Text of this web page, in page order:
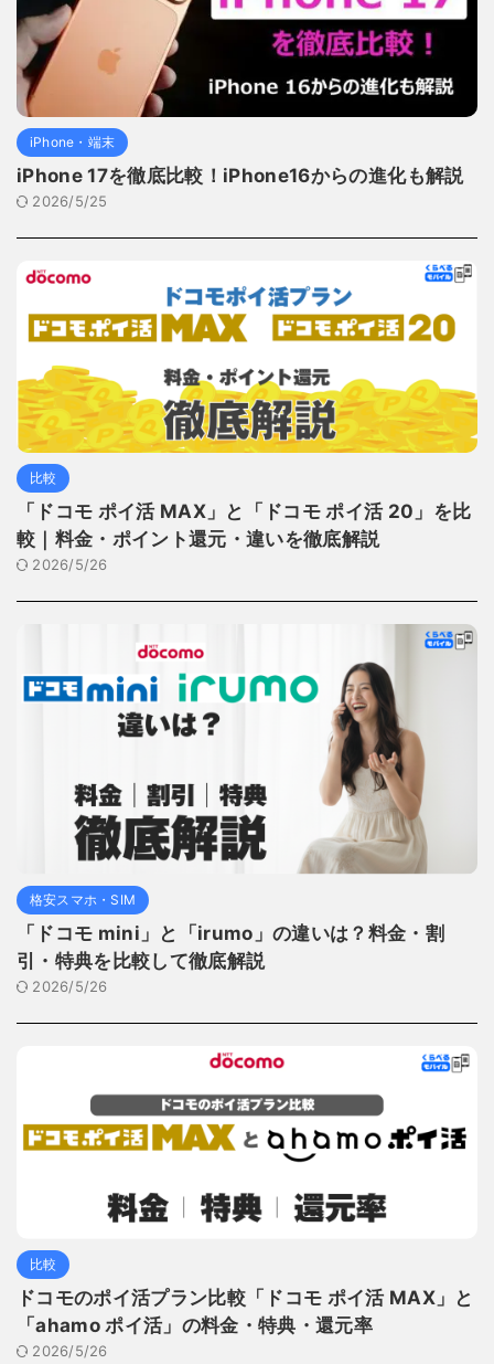
iPhone・端末
iPhone 17を徹底比較！iPhone16からの進化も解説
2026/5/25
比較
「ドコモ ポイ活 MAX」と「ドコモ ポイ活 20」を比
較｜料金・ポイント還元・違いを徹底解説
2026/5/26
格安スマホ・SIM
「ドコモ mini」と「irumo」の違いは？料金・割
引・特典を比較して徹底解説
2026/5/26
比較
ドコモのポイ活プラン比較「ドコモ ポイ活 MAX」と
「ahamo ポイ活」の料金・特典・還元率
2026/5/26